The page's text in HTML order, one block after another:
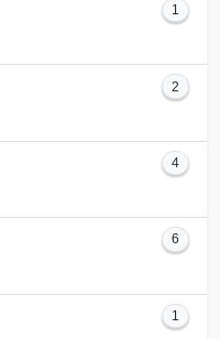
1
2
4
6
1